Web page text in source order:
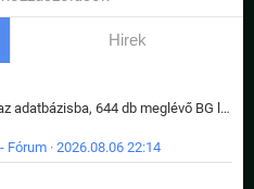
Hirek
149 új BG lap került be az adatbázisba, 644 db meglévő BG lap módosult, bekerültek az új képek a megváltozott lapokhoz is.
· 2026.08.06 22:14